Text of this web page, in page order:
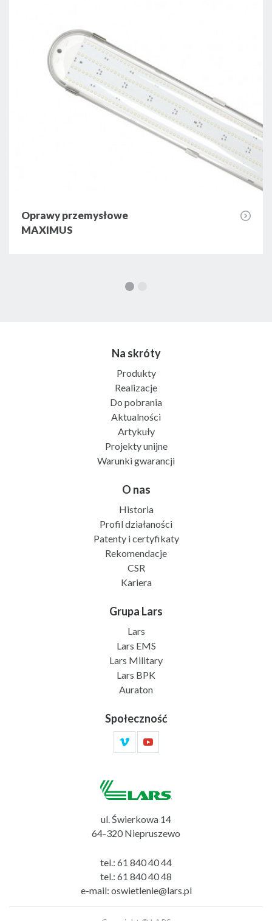
Oprawy przemysłowe
MAXIMUS
Na skróty
Produkty
Realizacje
Do pobrania
Aktualności
Artykuły
Projekty unijne
Warunki gwarancji
O nas
Historia
Profil działaności
Patenty i certyfikaty
Rekomendacje
CSR
Kariera
Grupa Lars
Lars
Lars EMS
Lars Military
Lars BPK
Auraton
Społeczność
ul. Świerkowa 14
64-320 Niepruszewo
tel.: 61 840 40 44
tel.: 61 840 40 48
e-mail: oswietlenie@lars.pl